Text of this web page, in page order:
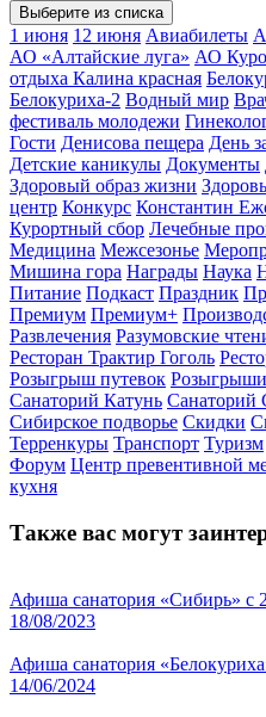
Выберите из списка
1 июня 12 июня Авиабилеты
АО «Алтайские луга» АО
отдыха Калина красная
Белокуриха-2 Водный мир
фестиваль молодежи
Гости Денисова пещера День
Детские каникулы Документы
Здоровый образ жизни
центр Конкурс Константин
Курортный сбор Лечебные
Медицина Межсезонье
Мишина гора Награды Наука
Питание Подкаст Праздник
Премиум Премиум+
Развлечения Разумовские
Ресторан Трактир Гоголь
Розыгрыш путевок Розыгрыши
Санаторий Катунь Санаторий
Сибирское подворье Скидки
Терренкуры Транспорт Туризм
Форум Центр превентивной
кухня
Также вас могут
Афиша санатория «Сибирь» с
18/08/2023
Афиша санатория
14/06/2024